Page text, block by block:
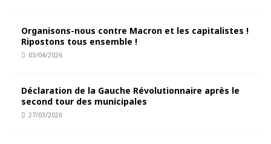
Organisons-nous contre Macron et les capitalistes !
Ripostons tous ensemble !
03/04/2026
Déclaration de la Gauche Révolutionnaire après le
second tour des municipales
27/03/2026